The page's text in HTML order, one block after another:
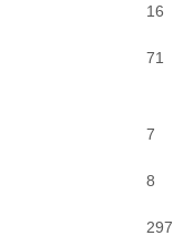
16
71
7
8
297